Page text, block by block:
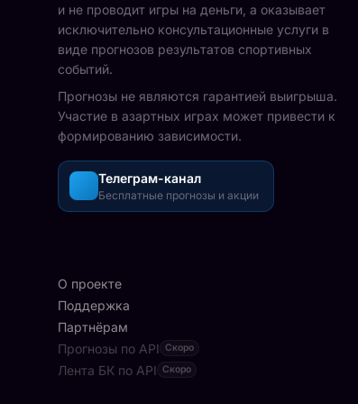
и не проводит игры на деньги, а оказывает
исключительно консультационные услуги в
виде прогнозов результатов спортивных
событий.
Прогнозы не являются гарантией выигрыша.
Участие в азартных играх может привести к
формированию зависимости.
Телеграм-канал
Бесплатные прогнозы и акции
О проекте
Поддержка
Партнёрам
Прогнозы по API Скоро
Лента БК по API Скоро